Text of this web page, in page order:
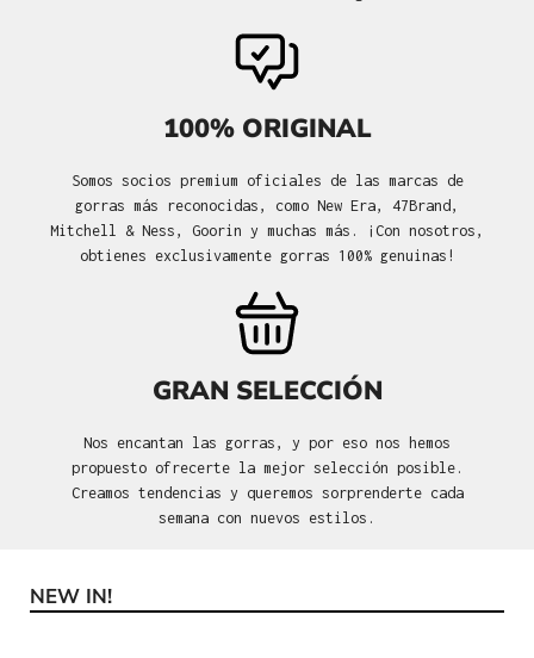
100% ORIGINAL
Somos socios premium oficiales de las marcas de
gorras más reconocidas, como New Era, 47Brand,
Mitchell & Ness, Goorin y muchas más. ¡Con nosotros,
obtienes exclusivamente gorras 100% genuinas!
GRAN SELECCIÓN
Nos encantan las gorras, y por eso nos hemos
propuesto ofrecerte la mejor selección posible.
Creamos tendencias y queremos sorprenderte cada
semana con nuevos estilos.
Omitir la galería de productos
NEW IN!